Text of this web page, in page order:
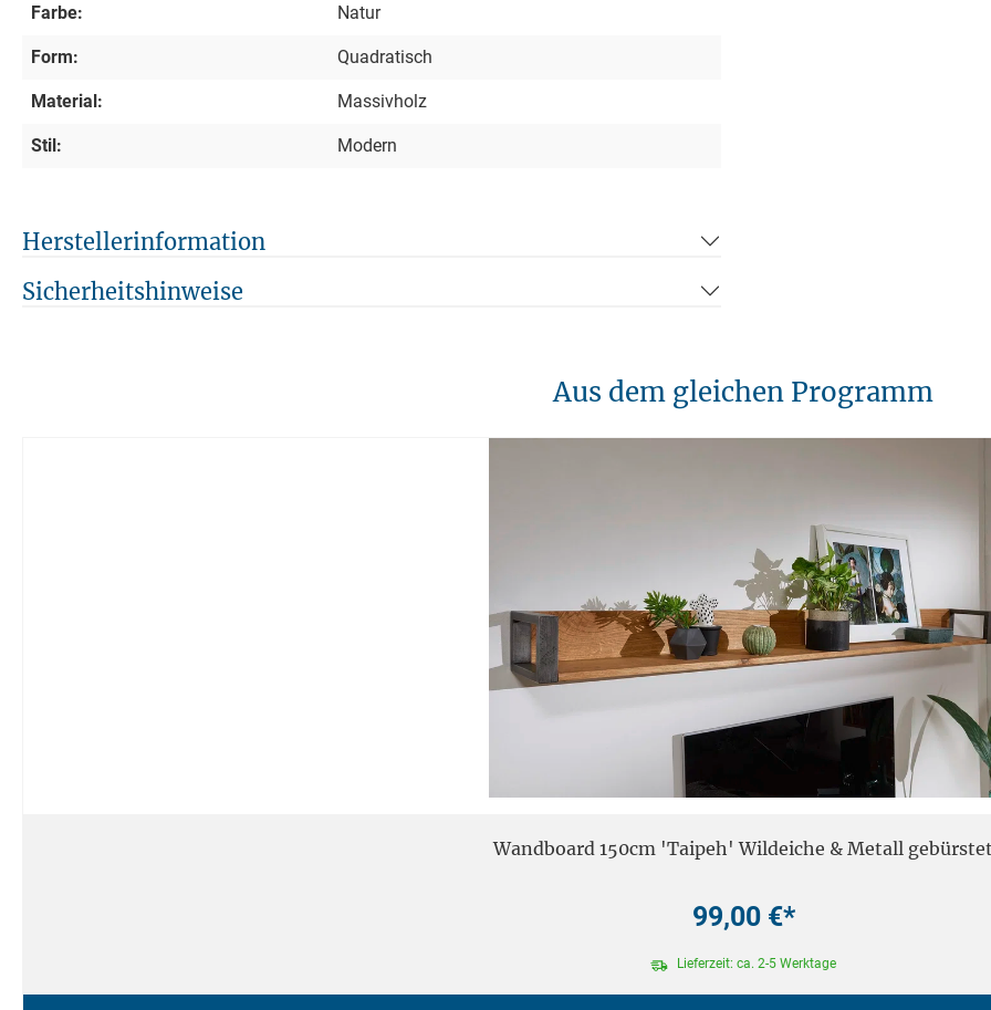
Farbe: Natur
Form: Quadratisch
Material: Massivholz
Stil: Modern
Herstellerinformation
Sicherheitshinweise
Aus dem gleichen Programm
Wandboard 150cm 'Taipeh' Wildeiche & Metall
99,00 €*
Lieferzeit: ca. 2-5 Werktage